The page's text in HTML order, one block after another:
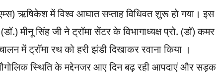
ऋषिकेश में विश्व आघात सप्ताह विधिवत शुरू हो गया। इस
मीनू सिंह जी ने ट्रॉमा सेंटर के विभागाध्यक्ष प्रो. (डॉ) कमर
में ट्रॉमा रथ को हरी झंडी दिखाकर रवाना किया ।
स्थिति के मद्देनजर आए दिन बढ़ रही आपदाएं और सड़क